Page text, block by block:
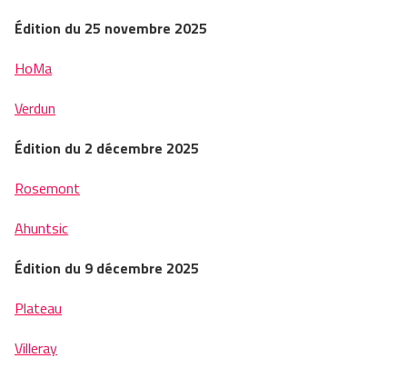
Édition du 25 novembre 2025
HoMa
Verdun
Édition du 2 décembre 2025
Rosemont
Ahuntsic
Édition du 9 décembre 2025
Plateau
Villeray